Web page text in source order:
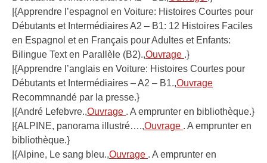
|{Apprendre l’espagnol en Voiture: Histoires Courtes pour
Débutants et Intermédiaires A2 – B1: 12 Histoires Faciles
en Espagnol et en Français pour Adultes et Enfants:
Bilingue Text en Parallèle (B2).,Ouvrage .}
|{Apprendre l’anglais en Voiture: Histoires Courtes pour
Débutants et Intermédiaires – A2 – B1.,Ouvrage
Recommnandé par la presse.}
|{André Lefebvre.,Ouvrage . A emprunter en bibliothèque.}
|{ALPINE, panorama illustré….,Ouvrage . A emprunter en
bibliothèque.}
|{Alpine, Le sang bleu.,Ouvrage . A emprunter en